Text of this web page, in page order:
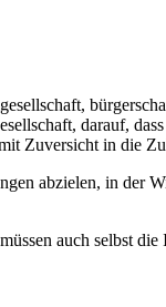
darauf,
Zuversicht in die
abzielen, in
auch selbst